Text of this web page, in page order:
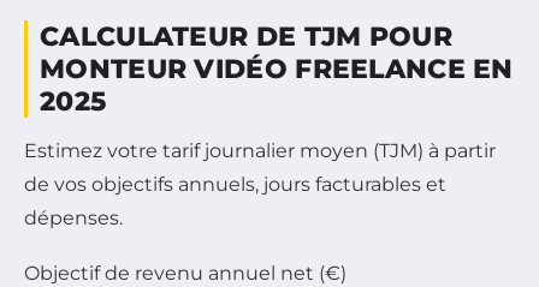
CALCULATEUR DE TJM POUR
MONTEUR VIDÉO FREELANCE EN
2025
Estimez votre tarif journalier moyen (TJM) à partir
de vos objectifs annuels, jours facturables et
dépenses.
Objectif de revenu annuel net (€)